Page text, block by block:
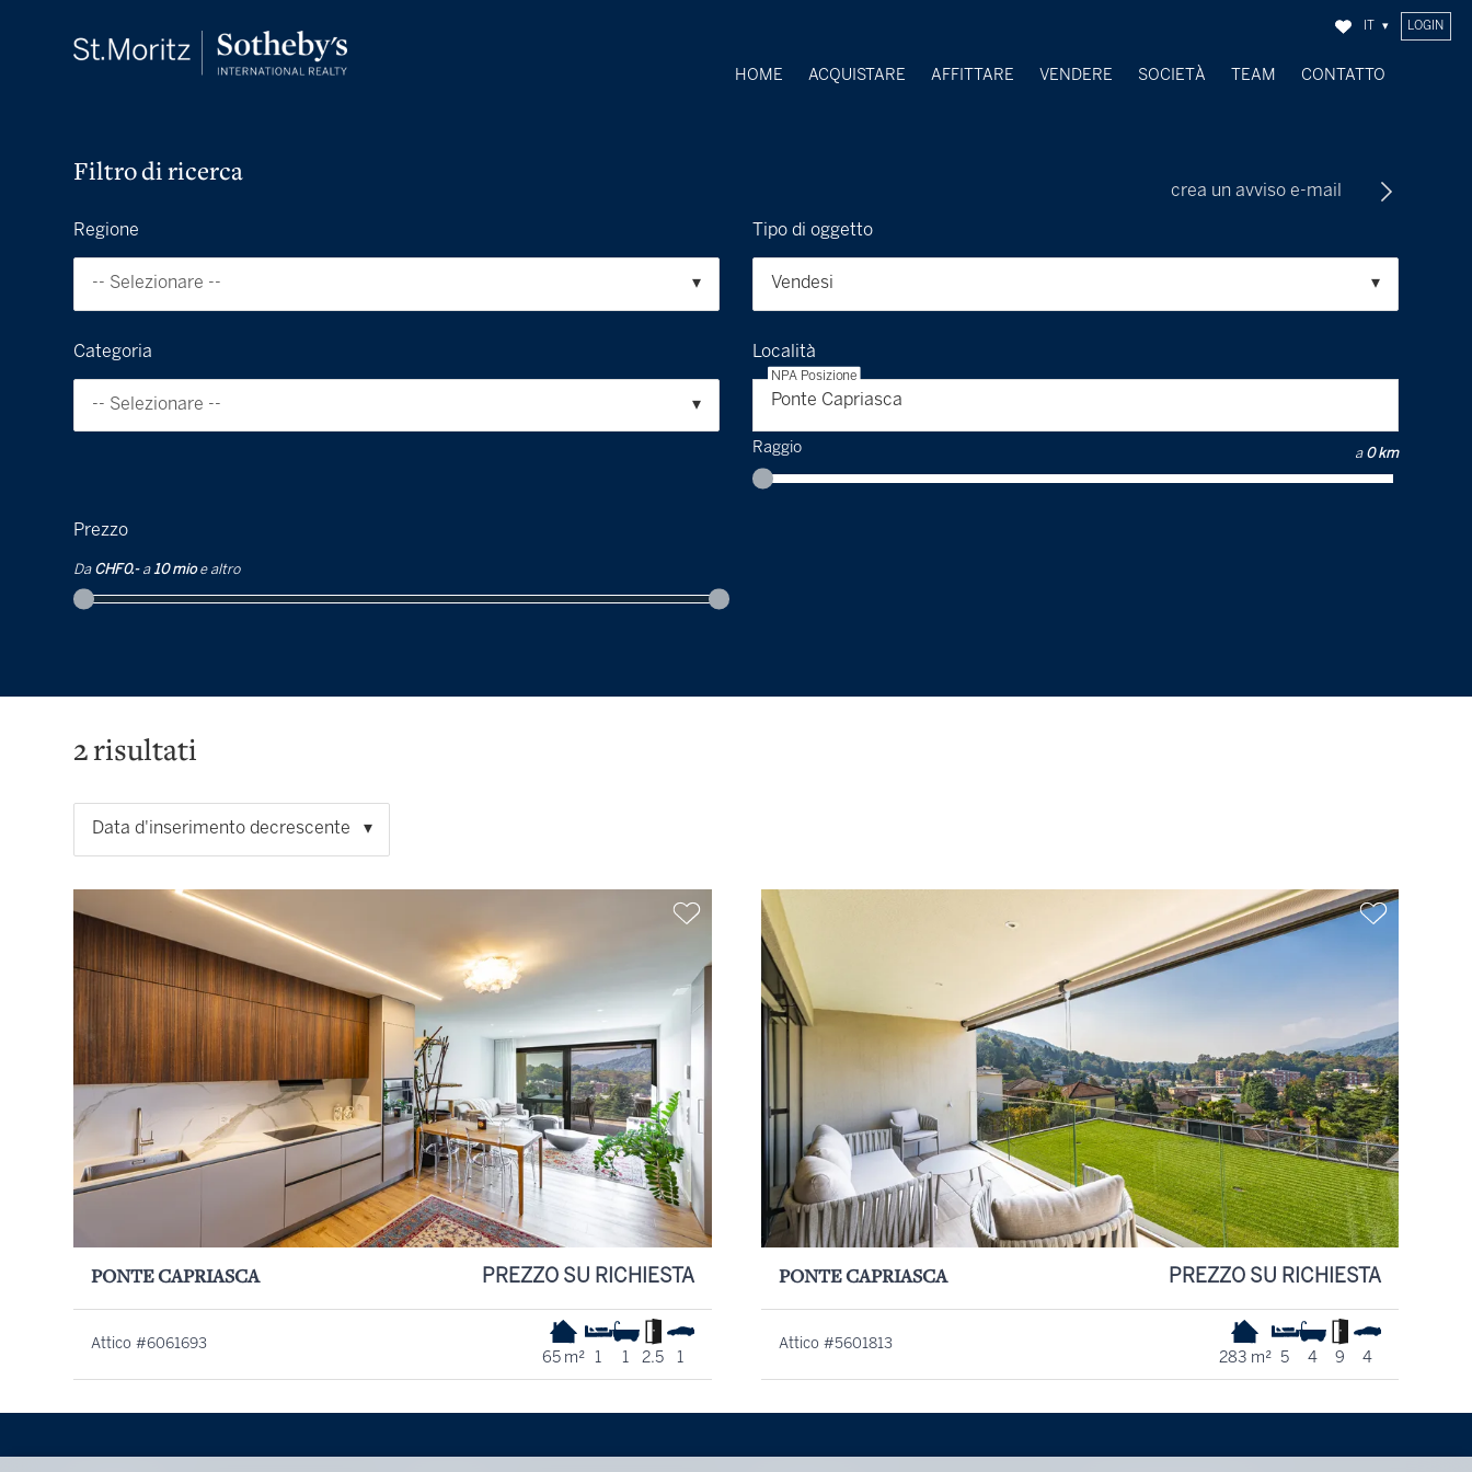
LOGIN
HOME ACQUISTARE AFFITTARE VENDERE
SOCIETÀ
TEAM CONTATTO
Filtro di ricerca
crea un avviso e-mail
Regione
-- Selezionare --
Tipo di oggetto
Vendesi
Categoria
-- Selezionare --
Località
Ponte Capriasca
NPA Posizione
Raggio a 0 km
Prezzo
Da CHF 0.- a 10 mio e altro
2risultati
Data d'inserimento decrescente
PONTE CAPRIASCA PREZZO SU RICHIESTA
Attico #6061693
65 m² 1 1 2.5 1
PONTE CAPRIASCA PREZZO SU RICHIESTA
Attico #5601813
283 m² 5 4 9 4